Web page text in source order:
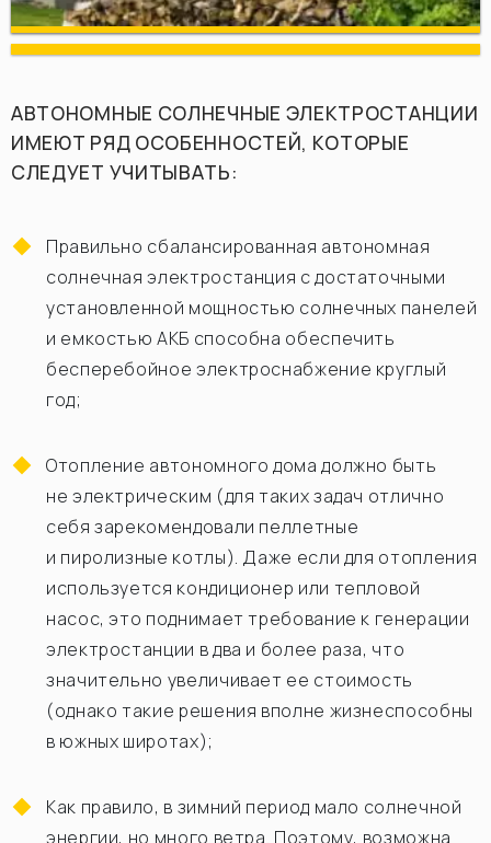
АВТОНОМНЫЕ СОЛНЕЧНЫЕ ЭЛЕКТРОСТАНЦИИ
ИМЕЮТ РЯД ОСОБЕННОСТЕЙ, КОТОРЫЕ
СЛЕДУЕТ УЧИТЫВАТЬ:
Правильно сбалансированная автономная
солнечная электростанция с достаточными
установленной мощностью солнечных панелей
и емкостью АКБ способна обеспечить
бесперебойное электроснабжение круглый
год;
Отопление автономного дома должно быть
не электрическим (для таких задач отлично
себя зарекомендовали пеллетные
и пиролизные котлы). Даже если для отопления
используется кондиционер или тепловой
насос, это поднимает требование к генерации
электростанции в два и более раза, что
значительно увеличивает ее стоимость
(однако такие решения вполне жизнеспособны
в южных широтах);
Как правило, в зимний период мало солнечной
энергии, но много ветра. Поэтому, возможна